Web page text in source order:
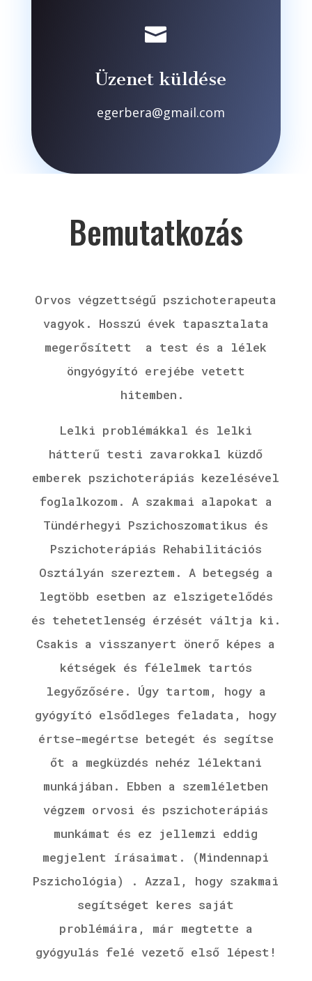

Üzenet küldése
egerbera@gmail.com
Bemutatkozás
Orvos végzettségű pszichoterapeuta
vagyok. Hosszú évek tapasztalata
megerősített a test és a lélek
öngyógyító erejébe vetett
hitemben.
Lelki problémákkal és lelki
hátterű testi zavarokkal küzdő
emberek pszichoterápiás kezelésével
foglalkozom. A szakmai alapokat a
Tündérhegyi Pszichoszomatikus és
Pszichoterápiás Rehabilitációs
Osztályán szereztem. A betegség a
legtöbb esetben az elszigetelődés
és tehetetlenség érzését váltja ki.
Csakis a visszanyert önerő képes a
kétségek és félelmek tartós
legyőzősére. Úgy tartom, hogy a
gyógyító elsődleges feladata, hogy
értse-megértse betegét és segítse
őt a megküzdés nehéz lélektani
munkájában. Ebben a szemléletben
végzem orvosi és pszichoterápiás
munkámat és ez jellemzi eddig
megjelent írásaimat. (Mindennapi
Pszichológia) . Azzal, hogy szakmai
segítséget keres saját
problémáira, már megtette a
gyógyulás felé vezető első lépest!